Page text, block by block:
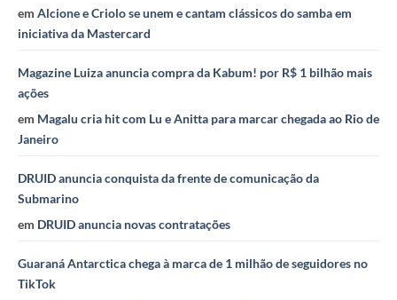
em Alcione e Criolo se unem e cantam clássicos do samba em
iniciativa da Mastercard
Magazine Luiza anuncia compra da Kabum! por R$ 1 bilhão mais
ações
em Magalu cria hit com Lu e Anitta para marcar chegada ao Rio de
Janeiro
DRUID anuncia conquista da frente de comunicação da
Submarino
em DRUID anuncia novas contratações
Guaraná Antarctica chega à marca de 1 milhão de seguidores no
TikTok